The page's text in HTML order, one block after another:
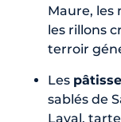
Maure, les
les rillons
terroir
Les
sablés de
Laval,